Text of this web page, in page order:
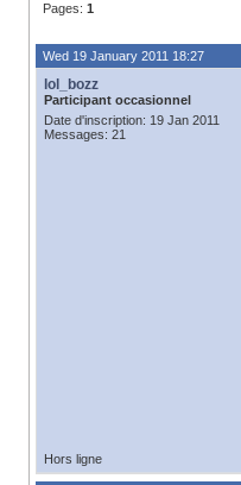
Pages: 1
Wed 19 January 2011 18:27
lol_bozz
Participant occasionnel
Date d'inscription: 19 Jan 2011
Messages: 21
Hors ligne